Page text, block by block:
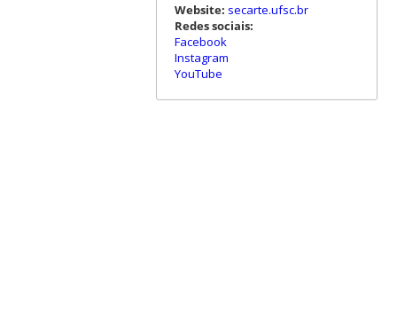
Website: secarte.ufsc.br
Redes sociais:
Facebook
Instagram
YouTube